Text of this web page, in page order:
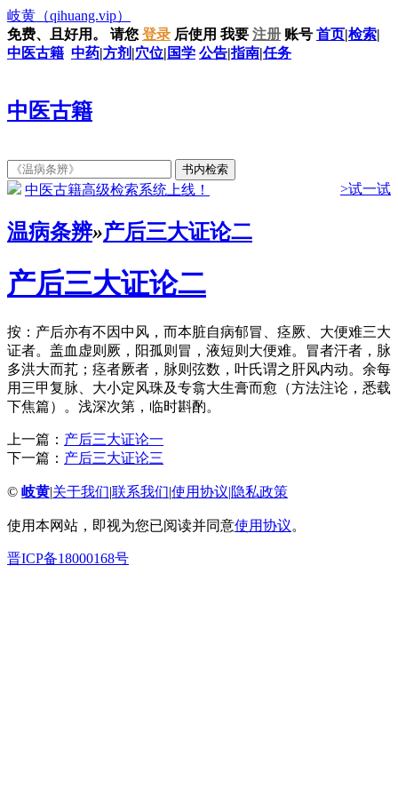
岐黄 （qihuang.vip）
免费、且好用。
请您 登录 后使用 我要 注册 账号 首页|检索|
中医古籍 中药|方剂 |穴位| 国学 公告|指南|任务
中医古籍
中医古籍高级检索系统上线！ >试一试
温病条辨»产后三大证论二
产后三大证论二
按：产后亦有不因中风，而本脏自病郁冒、痉厥、大便难三大
证者。盖血虚则厥，阳孤则冒，液短则大便难。冒者汗者，脉
多洪大而芤；痉者厥者，脉则弦数，叶氏谓之肝风内动。余每
用三甲复脉、大小定风珠及专翕大生膏而愈（方法注论，悉载
下焦篇）。浅深次第，临时斟酌。
上一篇： 产后三大证论一
下一篇： 产后三大证论三
© 岐黄|关于我们|联系我们|使用协议|隐私政策
使用本网站，即视为您已阅读并同意使用协议。
晋ICP备18000168号